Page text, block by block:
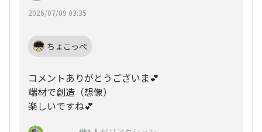
2026/07/09 03:35
ちょこっぺ
コメントありがとうございま💕
端材で創造（想像）
楽しいですね💕